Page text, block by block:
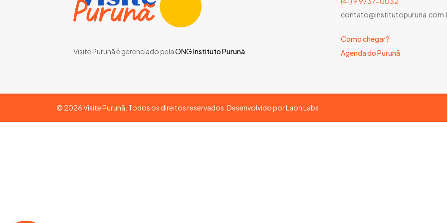
Visite Purunã é gerenciado pelaONGInstituto Purunã
Como chegar?
Agenda do Purunã
© 2026Visite Purunã. Todos os direitos reservados. Desenvolvido porLaon Labs